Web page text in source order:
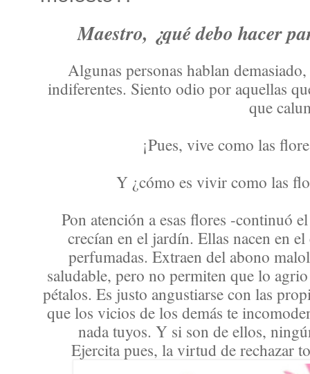
Maestro, ¿qué debo hacer
Algunas personas hablan
indiferentes. Siento odio por aquellas
que
¡Pues, vive como las
Y ¿cómo es vivir como las
Pon atención a esas flores -continuó
crecían en el jardín. Ellas nacen en
perfumadas. Extraen del abono
saludable, pero no permiten que lo
pétalos. Es justo angustiarse con las
que los vicios de los demás te
nada tuyos. Y si son de ellos,
Ejercita pues, la virtud de rechazar